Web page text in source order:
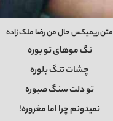
متن ریمیکس حال من رضا ملک زاده
نگ موهای تو بوره
چشات تنگ بلوره
تو دلت سنگ صبوره
نمیدونم چرا اما مغروره!